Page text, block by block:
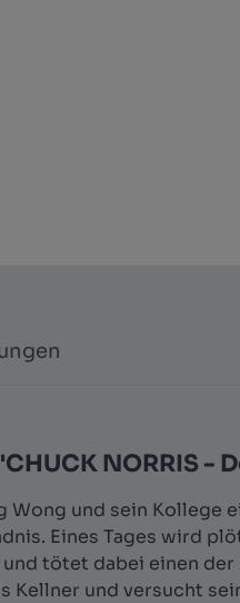
NORRIS -
und sein Kollege
Eines Tages wird
tötet dabei einen
Kellner und versucht